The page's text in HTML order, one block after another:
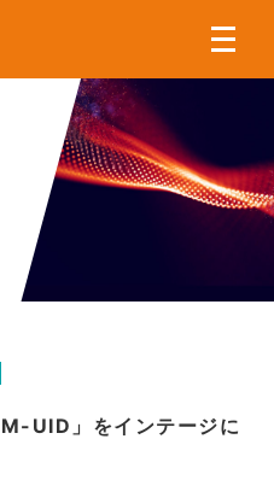
会社インティメート・マー
UID」をインテージに